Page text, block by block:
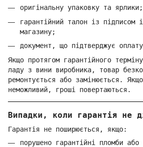
оригінальну упаковку та ярлики;
гарантійний талон із підписом
магазину;
документ, що підтверджує
Якщо протягом гарантійного
ладу з вини виробника, товар
ремонтується або замінюється.
неможливий, гроші повертаються.
Випадки, коли гарантія не
Гарантія не поширюється, якщо:
порушено гарантійні пломби або